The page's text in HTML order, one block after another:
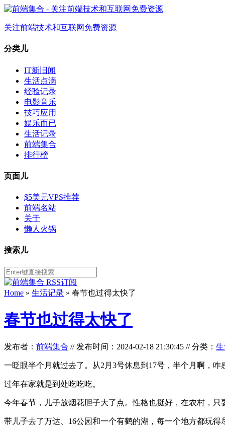
关注前端技术和互联网免费资源
分类儿
IT新旧闻
生活点滴
经验记录
电影音乐
技巧应用
娱乐而已
生活记录
前端集合
排行榜
页面儿
$5美元VPS推荐
前端名站
关于
懒人火锅
搜索儿
Home » 生活记录 » 春节也过得太快了
春节也过得太快了
发布者： 前端集合 //发布时间：2024-02-18 21:30:45 //分类：
一眨眼半个月就过去了。从2月3号休息到17号，半个月啊，咋
过年在家就是到处吃吃吃。
今年春节，儿子放烟花胆子大了点。性格也挺好，在农村，
带儿子去了万达、16公园和一个有鹤的湖，每一个地方都玩得